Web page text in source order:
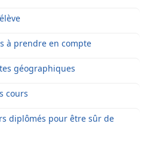
à prendre en compte
géographiques
cours
diplômés pour être sûr de